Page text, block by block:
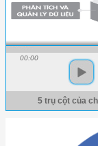
00:00
5 trụ cột của